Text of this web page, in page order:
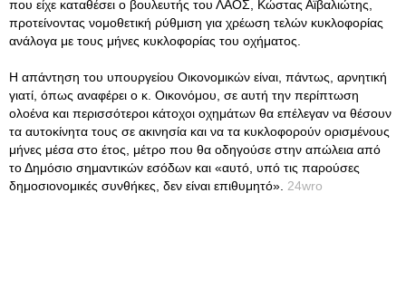
που είχε καταθέσει ο βουλευτής του ΛΑΟΣ, Κώστας Αϊβαλιώτης,
προτείνοντας νομοθετική ρύθμιση για χρέωση τελών κυκλοφορίας
ανάλογα με τους μήνες κυκλοφορίας του οχήματος.
Η απάντηση του υπουργείου Οικονομικών είναι, πάντως, αρνητική
γιατί, όπως αναφέρει ο κ. Οικονόμου, σε αυτή την περίπτωση
ολοένα και περισσότεροι κάτοχοι οχημάτων θα επέλεγαν να θέσουν
τα αυτοκίνητα τους σε ακινησία και να τα κυκλοφορούν ορισμένους
μήνες μέσα στο έτος, μέτρο που θα οδηγούσε στην απώλεια από
το Δημόσιο σημαντικών εσόδων και «αυτό, υπό τις παρούσες
δημοσιονομικές συνθήκες, δεν είναι επιθυμητό». 24wro